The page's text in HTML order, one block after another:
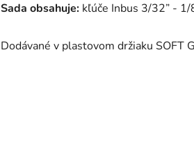
Sada obsahuje: kľúče Inbus 3/32” -
Dodávané v plastovom držiaku SOFT